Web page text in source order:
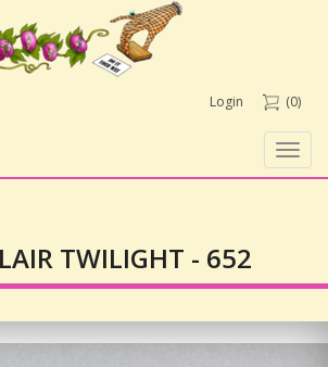
Login (0)
TWILIGHT - 652